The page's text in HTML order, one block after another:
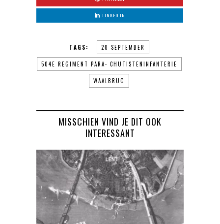
LINKED IN
TAGS: 20 SEPTEMBER
504E REGIMENT PARA- CHUTISTENINFANTERIE
WAALBRUG
MISSCHIEN VIND JE DIT OOK
INTERESSANT